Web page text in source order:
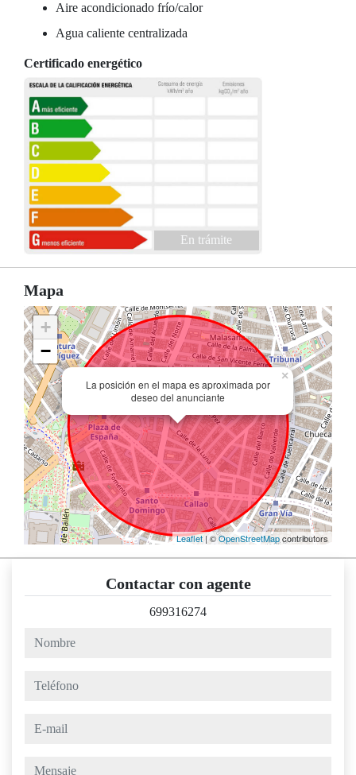
Aire acondicionado frío/calor
Agua caliente centralizada
Certificado energético
En trámite
Mapa
La posición en el mapa es aproximada por
deseo del anunciante
×
+
−
Leaflet | ©OpenStreetMapcontributors
Contactar con agente
699316274
nombre
teléfono
e-mail
mensaje